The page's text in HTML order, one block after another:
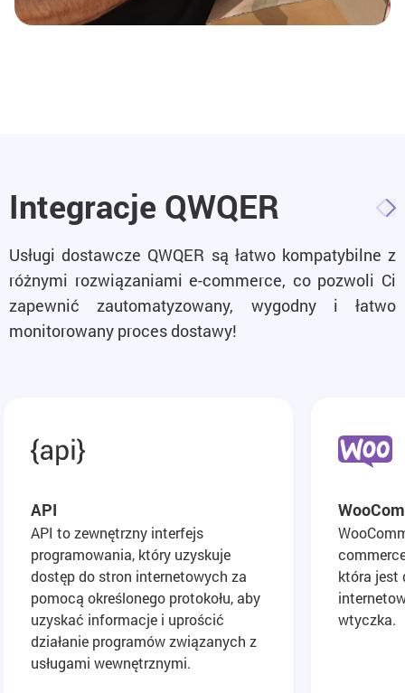
Integracje QWQER
Usługi dostawcze QWQER są łatwo kompatybilne z
różnymi rozwiązaniami e-commerce, co pozwoli Ci
zapewnić zautomatyzowany, wygodny i łatwo
monitorowany proces dostawy!
API
API to zewnętrzny interfejs
programowania, który uzyskuje
dostęp do stron internetowych za
pomocą określonego protokołu, aby
uzyskać informacje i uprościć
działanie programów związanych z
usługami wewnętrznymi.
która jest
wtyczka.